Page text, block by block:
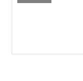
kanalica
9008